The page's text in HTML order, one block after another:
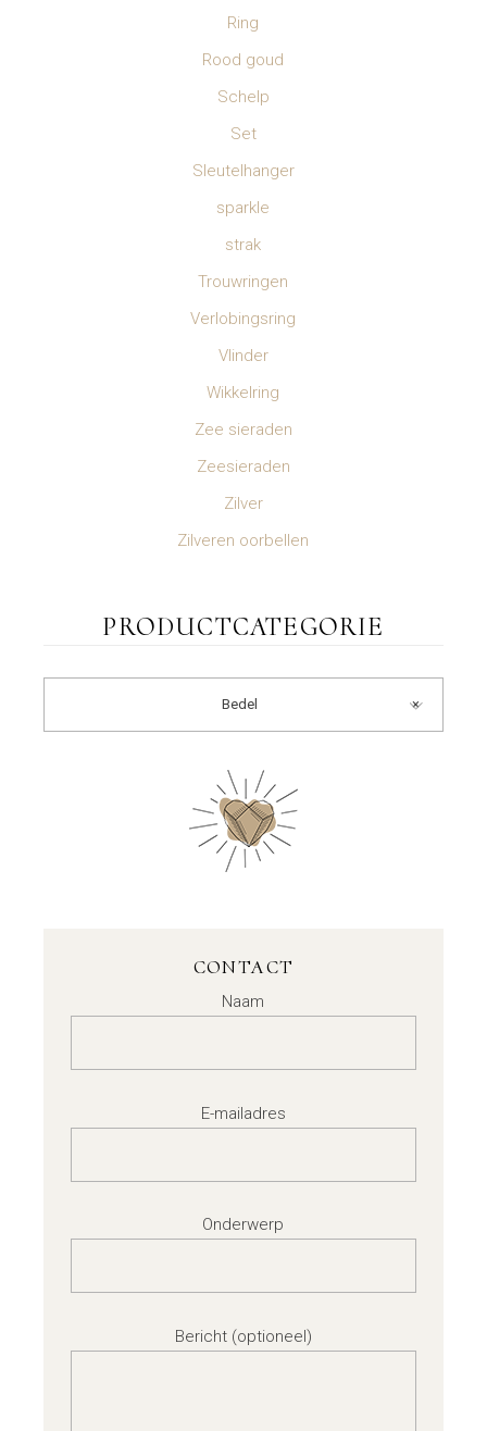
Ring
Rood goud
Schelp
Set
Sleutelhanger
sparkle
strak
Trouwringen
Verlobingsring
Vlinder
Wikkelring
Zee sieraden
Zeesieraden
Zilver
Zilveren oorbellen
PRODUCTCATEGORIE
×
Bedel
CONTACT
Naam
E-mailadres
Onderwerp
Bericht (optioneel)